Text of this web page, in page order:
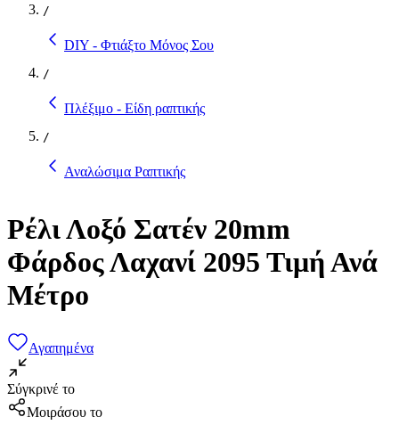
/
DIY - Φτιάξτο Μόνος Σου
/
Πλέξιμο - Είδη ραπτικής
/
Αναλώσιμα Ραπτικής
Ρέλι Λοξό Σατέν 20mm
Φάρδος Λαχανί 2095 Τιμή Ανά
Μέτρο
Αγαπημένα
Σύγκρινέ το
Μοιράσου το